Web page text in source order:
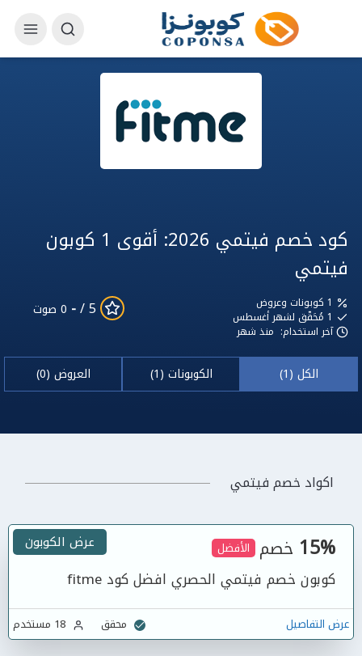
كود خصم فيتمي 2026: أقوى 1 كوبون
فيتمي
مُحَقّق لشهر أغسطس
آخر استخدام: منذ شهر
5 /
- 0 صوت
الكل (1) الكوبونات (1) العروض (0)
اكواد خصم فيتمي
15% خصم الأفضل
كوبون خصم فيتمي الحصري افضل كود fitme
عرض الكوبون
عرض التفاصيل محقق